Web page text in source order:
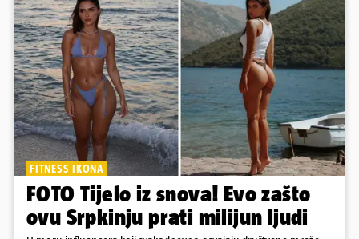
FITNESS IKONA
FOTO Tijelo iz snova! Evo zašto
ovu Srpkinju prati milijun ljudi